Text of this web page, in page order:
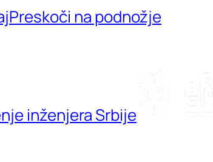
Preskoči na podnožje